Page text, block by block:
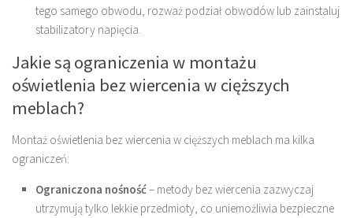
tego samego obwodu, rozważ podział obwodów lub zainstaluj
stabilizatory napięcia.
Jakie są ograniczenia w montażu
oświetlenia bez wiercenia w cięższych
meblach?
Montaż oświetlenia bez wiercenia w cięższych meblach ma kilka
ograniczeń:
Ograniczona nośność– metody bez wiercenia zazwyczaj
utrzymują tylko lekkie przedmioty, co uniemożliwia bezpieczne